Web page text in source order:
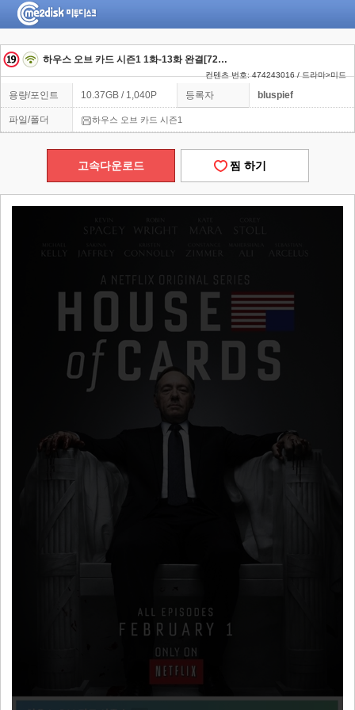
하우스 오브 카드 시즌1 1화-13화 완결[720P] - 케빈 스페이시.로빈 라이트.마이클 켈리
컨텐츠 번호: 474243016 / 드라마>미드
용량/포인트 10.37GB / 1,040P 등록자 bluspief
파일/폴더 하우스 오브 카드 시즌1
고속다운로드 찜 하기